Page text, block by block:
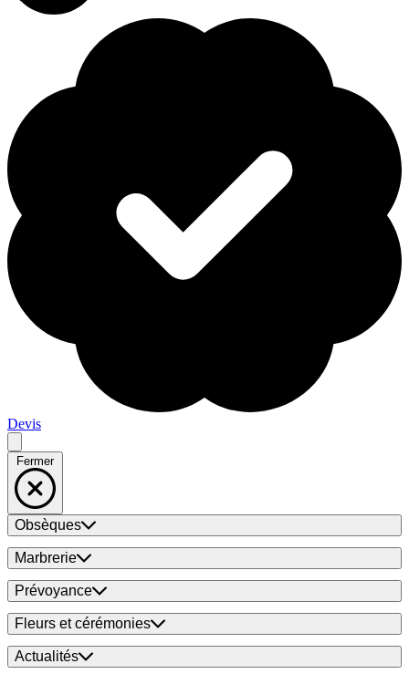
Devis
Fermer
Obsèques
Marbrerie
Prévoyance
Fleurs et cérémonies
Actualités